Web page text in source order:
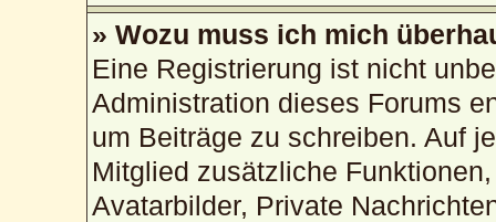
» Wozu muss ich mich
Eine Registrierung ist nicht
Administration dieses Forums
um Beiträge zu schreiben. Auf
Mitglied zusätzliche
Avatarbilder, Private